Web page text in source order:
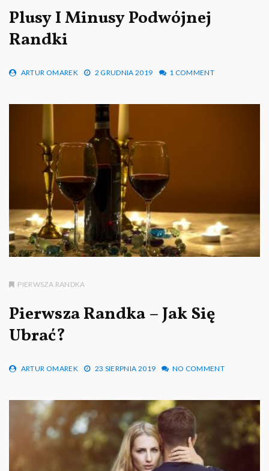
Plusy I Minusy Podwójnej
Randki
ARTUR OMAREK 2 GRUDNIA 2019 1 COMMENT
PIERWSZA RANDKA
Pierwsza Randka – Jak Się
Ubrać?
ARTUR OMAREK 23 SIERPNIA 2019 NO COMMENT